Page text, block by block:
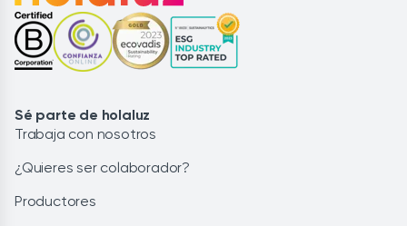
Sé parte de holaluz
Trabaja con nosotros
¿Quieres ser colaborador?
Productores